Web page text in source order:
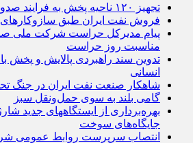
تجهیز ۱۲۰ ناحیه پخش به فرایند صدور آنی کارت سوخت
فروش نفت ایران طبق سازوکارهای
پیام مدیرکل حراست شرکت ملی
مناسبت روز حراست
تدوین سند راهبردی پالایش و پخش
انسانی
شاهکار صنعت نفت ایران در جنگ
گامی بلند به سوی حمل‌ونقل سبز
بهره‌برداری از ایستگاههای جدید
جایگاه‌های سوخت
انتصاب سرپرست روابط عمومی